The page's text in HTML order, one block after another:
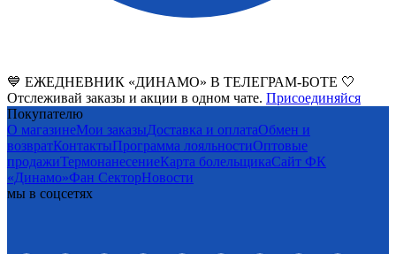
💙 ЕЖЕДНЕВНИК «ДИНАМО» В ТЕЛЕГРАМ-БОТЕ 🤍
Отслеживай заказы и акции в одном чате. Присоединяйся
Покупателю
О магазинеМои заказыДоставка и оплатаОбмен и
возвратКонтактыПрограмма лояльностиОптовые
продажиТермонанесениеКарта болельщикаСайт ФК
«Динамо»Фан CекторНовости
мы в соцсетях